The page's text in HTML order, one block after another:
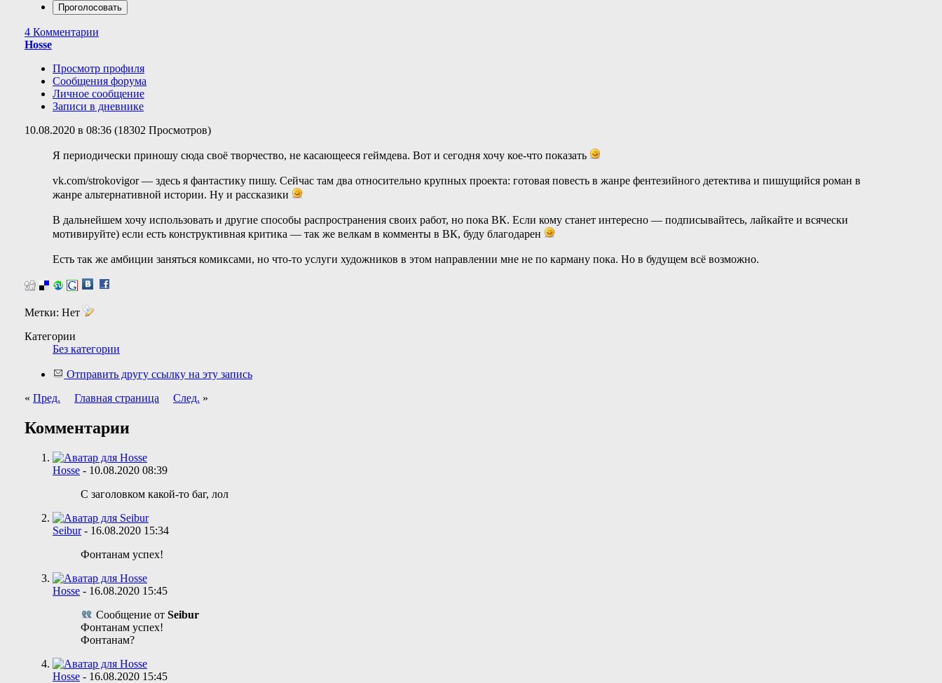
4 Комментарии
Hosse
Просмотр профиля
Сообщения форума
Личное сообщение
Записи в дневнике
10.08.2020 в 08:36 (18302 Просмотров)
Я периодически приношу сюда своё творчество, не касающееся геймдева. Вот и сегодня хочу кое-что показать
vk.com/strokovigor — здесь я фантастику пишу. Сейчас там два относительно крупных проекта: готовая повесть в жанре фентезийного детектива и пишущийся роман в
жанре альтернативной истории. Ну и рассказики
В дальнейшем хочу использовать и другие способы распространения своих работ, но пока ВК. Если кому станет интересно — подписывайтесь, лайкайте и всячески
мотивируйте) если есть конструктивная критика — так же велкам в комменты в ВК, буду благодарен
Есть так же амбиции заняться комиксами, но что-то услуги художников в этом направлении мне не по карману пока. Но в будущем всё возможно.
Метки: Нет
Категории
Без категории
Отправить другу ссылку на эту запись
« Пред. Главная страница След. »
Комментарии
Hosse - 10.08.2020 08:39
С заголовком какой-то баг, лол
Seibur- 16.08.2020 15:34
Фонтанам успех!
Hosse - 16.08.2020 15:45
Сообщение от Seibur
Фонтанам успех!
Фонтанам?
Hosse - 16.08.2020 15:45